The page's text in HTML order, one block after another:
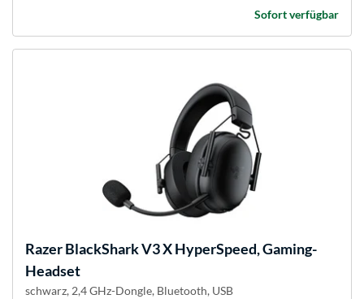
Sofort verfügbar
RazerBlackShark V3 X HyperSpeed, Gaming-
Headset
schwarz, 2,4 GHz-Dongle, Bluetooth, USB